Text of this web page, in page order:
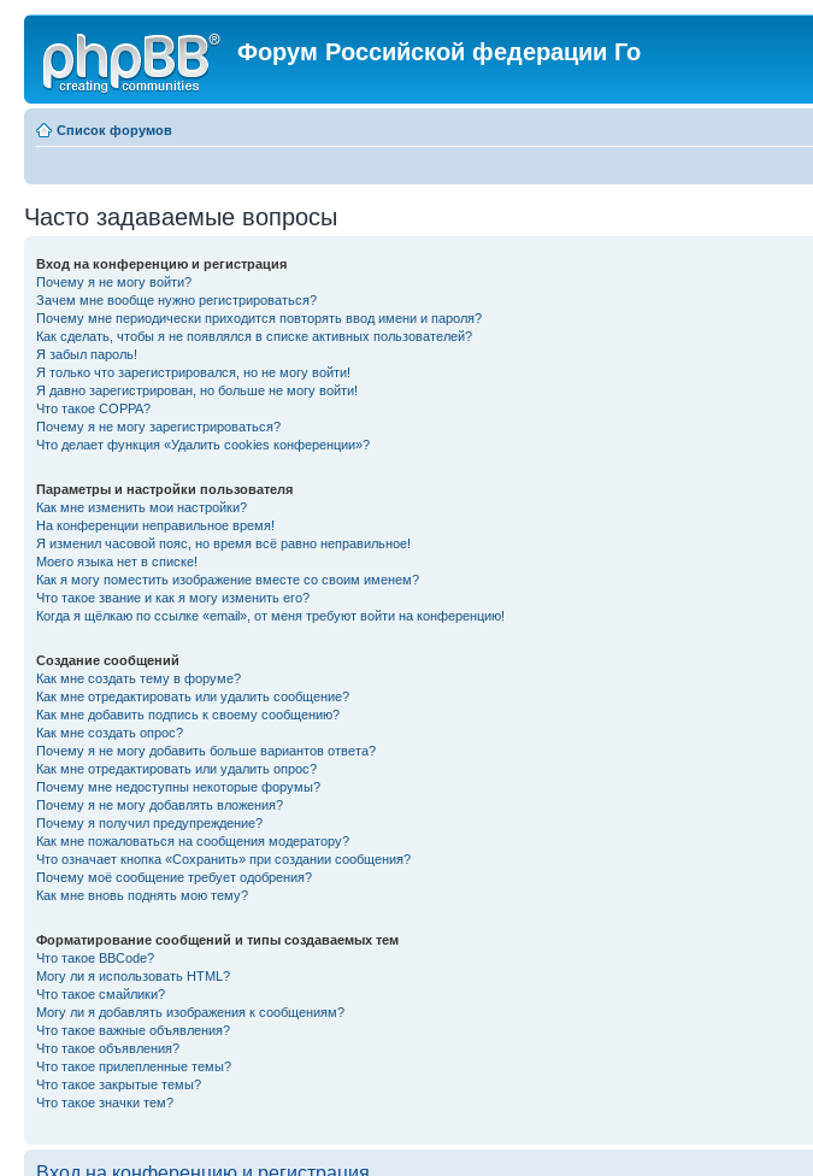
Форум Российской федерации Го
Список форумов
Часто задаваемые вопросы
Вход на конференцию и регистрация
Почему я не могу войти?
Зачем мне вообще нужно регистрироваться?
Почему мне периодически приходится повторять ввод имени и пароля?
Как сделать, чтобы я не появлялся в списке активных пользователей?
Я забыл пароль!
Я только что зарегистрировался, но не могу войти!
Я давно зарегистрирован, но больше не могу войти!
Что такое COPPA?
Почему я не могу зарегистрироваться?
Что делает функция «Удалить cookies конференции»?
Параметры и настройки пользователя
Как мне изменить мои настройки?
На конференции неправильное время!
Я изменил часовой пояс, но время всё равно неправильное!
Моего языка нет в списке!
Как я могу поместить изображение вместе со своим именем?
Что такое звание и как я могу изменить его?
Когда я щёлкаю по ссылке «email», от меня требуют войти на конференцию!
Создание сообщений
Как мне создать тему в форуме?
Как мне отредактировать или удалить сообщение?
Как мне добавить подпись к своему сообщению?
Как мне создать опрос?
Почему я не могу добавить больше вариантов ответа?
Как мне отредактировать или удалить опрос?
Почему мне недоступны некоторые форумы?
Почему я не могу добавлять вложения?
Почему я получил предупреждение?
Как мне пожаловаться на сообщения модератору?
Что означает кнопка «Сохранить» при создании сообщения?
Почему моё сообщение требует одобрения?
Как мне вновь поднять мою тему?
Форматирование сообщений и типы создаваемых тем
Что такое BBCode?
Могу ли я использовать HTML?
Что такое смайлики?
Могу ли я добавлять изображения к сообщениям?
Что такое важные объявления?
Что такое объявления?
Что такое прилепленные темы?
Что такое закрытые темы?
Что такое значки тем?